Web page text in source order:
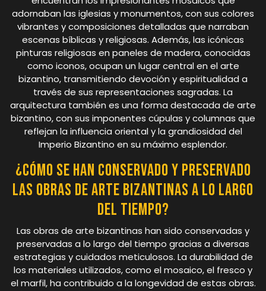
adornaban las iglesias y monumentos, con sus colores
vibrantes y composiciones detalladas que narraban
escenas bíblicas y religiosas. Además, las icónicas
pinturas religiosas en paneles de madera, conocidas
como iconos, ocupan un lugar central en el arte
bizantino, transmitiendo devoción y espiritualidad a
través de sus representaciones sagradas. La
arquitectura también es una forma destacada de arte
bizantino, con sus imponentes cúpulas y columnas que
reflejan la influencia oriental y la grandiosidad del
Imperio Bizantino en su máximo esplendor.
¿Cómo se han conservado y preservado
las obras de arte bizantinas a lo largo
del tiempo?
Las obras de arte bizantinas han sido conservadas y
preservadas a lo largo del tiempo gracias a diversas
estrategias y cuidados meticulosos. La durabilidad de
los materiales utilizados, como el mosaico, el fresco y
el marfil, ha contribuido a la longevidad de estas obras.